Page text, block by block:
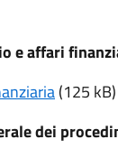
e affari
(125 kB)
dei